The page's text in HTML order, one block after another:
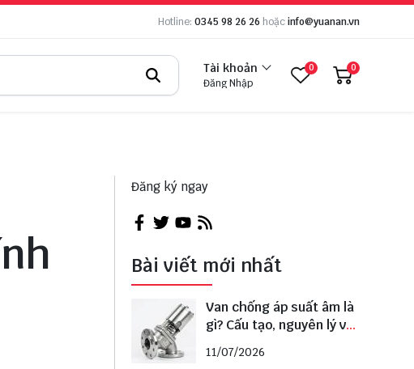
Hotline: 0345 98 26 26 hoặcinfo@yuanan.vn
Tài khoản
Đăng Nhập
0 0
Đăng ký ngay
Bài viết mới nhất
Van chống áp suất âm là
gì? Cấu tạo, nguyên lý và
cách lựa chọn đúng
11/07/2026